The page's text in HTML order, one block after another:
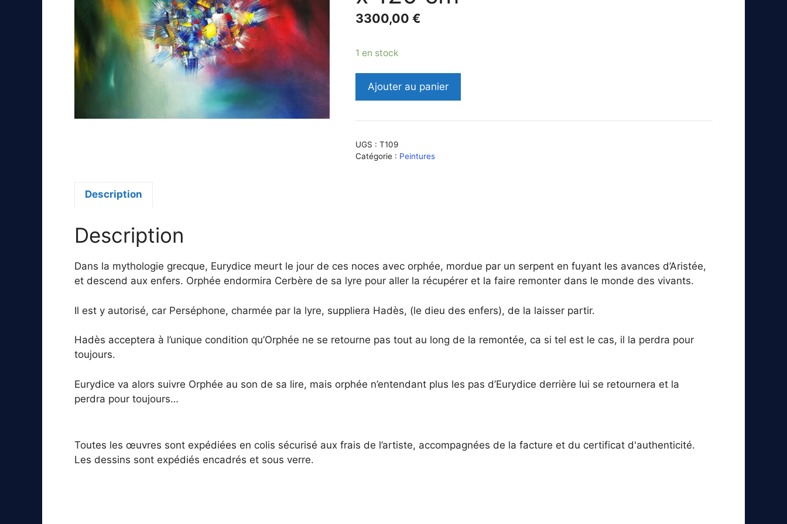
3300,00 €
1 en stock
-
sur
Ajouter au panier
UGS : T109
Catégorie : Peintures
Description
Description
Dans la mythologie grecque, Eurydice meurt le jour de ces noces avec orphée, mordue par un serpent en fuyant les avances d’Aristée,
et descend aux enfers. Orphée endormira Cerbère de sa lyre pour aller la récupérer et la faire remonter dans le monde des vivants.
Il est y autorisé, car Perséphone, charmée par la lyre, suppliera Hadès, (le dieu des enfers), de la laisser partir.
Hadès acceptera à l’unique condition qu’Orphée ne se retourne pas tout au long de la remontée, ca si tel est le cas, il la perdra pour
toujours.
Eurydice va alors suivre Orphée au son de sa lire, mais orphée n’entendant plus les pas d’Eurydice derrière lui se retournera et la
perdra pour toujours…
Toutes les œuvres sont expédiées en colis sécurisé aux frais de l’artiste, accompagnées de la facture et du certificat d'authenticité.
Les dessins sont expédiés encadrés et sous verre.